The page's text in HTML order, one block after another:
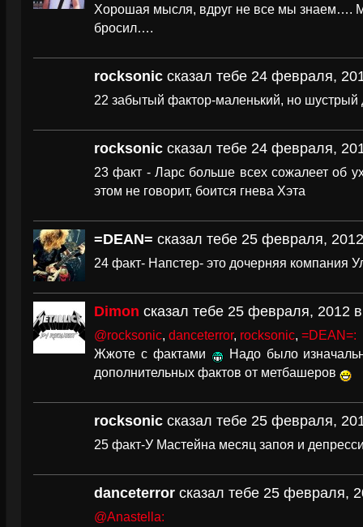
Хорошая мысля, вдруг не все мы знаем….
бросил….
rocksonic сказал тебе 24 февраля,
22 забытый фактор-маленький, но шустрый
rocksonic сказал тебе 24 февраля,
23 факт - Ларс больше всех сожалеет об
этом не говорит, боится гнева Хэта
=DEAN= сказал тебе 25 февраля,
24 факт- Напстер- это дочерняя компания
Dimon сказал тебе 25 февраля, 2012
@rocksonic, danceterror, rocksonic, =DEAN=:
Жжоте с фактами
Надо было
дополнительных фактов от метбашеров
rocksonic сказал тебе 25 февраля,
25 факт-У Мастейна месяц запоя и
danceterror сказал тебе 25 февраля,
@Anastella: